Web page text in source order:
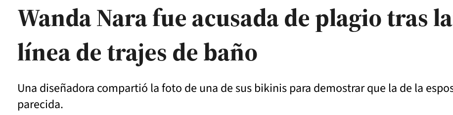
Wanda Nara fue acusada de plagio tras
línea de trajes de baño
Una diseñadora compartió la foto de una de sus bikinis para demostrar que la de la
parecida.